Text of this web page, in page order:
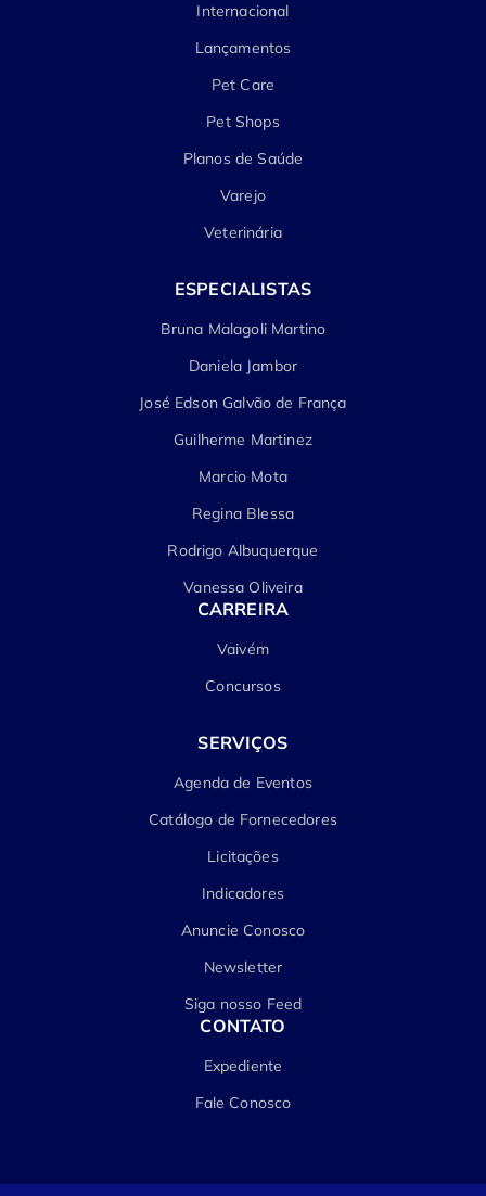
Internacional
Lançamentos
Pet Care
Pet Shops
Planos de Saúde
Varejo
Veterinária
ESPECIALISTAS
Bruna Malagoli Martino
Daniela Jambor
José Edson Galvão de França
Guilherme Martinez
Marcio Mota
Regina Blessa
Rodrigo Albuquerque
Vanessa Oliveira
CARREIRA
Vaivém
Concursos
SERVIÇOS
Agenda de Eventos
Catálogo de Fornecedores
Licitações
Indicadores
Anuncie Conosco
Newsletter
Siga nosso Feed
CONTATO
Expediente
Fale Conosco